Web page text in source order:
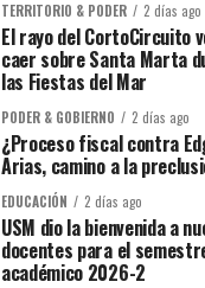
TERRITORIO & PODER 2 días ago
El rayo del CortoCircuito
caer sobre Santa Marta
las Fiestas del Mar
PODER & GOBIERNO 2 días ago
¿Proceso fiscal contra
Arias, camino a la
EDUCACIÓN 2 días ago
USM dio la bienvenida a
docentes para el
académico 2026-2